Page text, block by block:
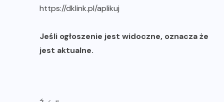
https://dklink.pl/aplikuj
Jeśli ogłoszenie jest widoczne, oznacza że
jest aktualne.